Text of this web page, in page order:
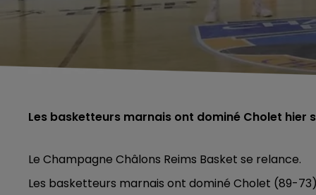
Les basketteurs marnais ont dominé Cholet hier
Le Champagne Châlons Reims Basket se relance.
Les basketteurs marnais ont dominé Cholet (89-